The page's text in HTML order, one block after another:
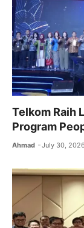
Telkom Raih
Program
Ahmad July 30, 2026